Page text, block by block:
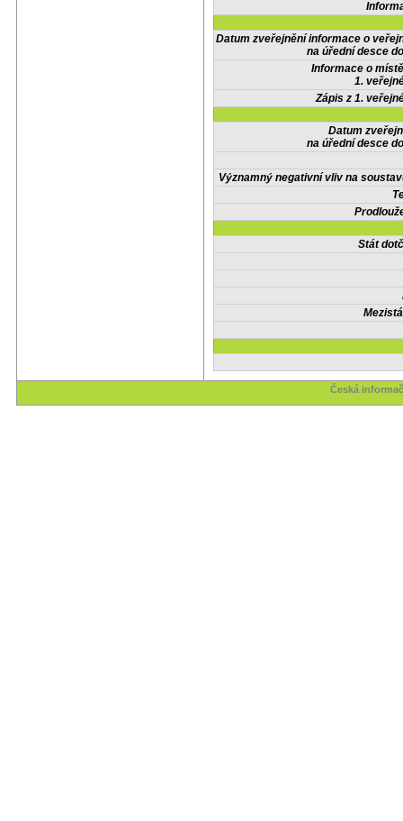
Datum zveřejnění informace o
na úřední desce
Informace o
1.
Zápis z 1.
Datum
na úřední desce
Významný negativní vliv na
Stát
Česká